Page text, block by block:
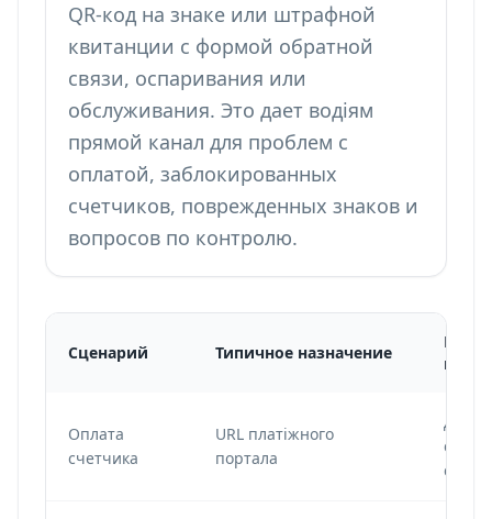
QR-код на знаке или штрафной
квитанции с формой обратной
связи, оспаривания или
обслуживания. Это дает водіям
прямой канал для проблем с
оплатой, заблокированных
счетчиков, поврежденных знаков и
вопросов по контролю.
Сценарий Типичное назначение
Оплата
счетчика
URL платіжного
портала
code